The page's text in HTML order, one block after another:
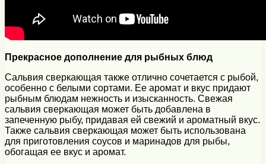
Прекрасное дополнение для рыбных блюд
Сальвия сверкающая также отлично сочетается с рыбой,
особенно с белыми сортами. Ее аромат и вкус придают
рыбным блюдам нежность и изысканность. Свежая
сальвия сверкающая может быть добавлена в
запеченную рыбу, придавая ей свежий и ароматный вкус.
Также сальвия сверкающая может быть использована
для приготовления соусов и маринадов для рыбы,
обогащая ее вкус и аромат.